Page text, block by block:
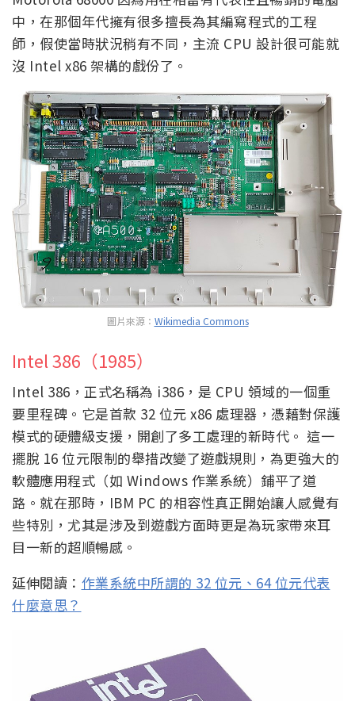
中，在那個年代擁有很多擅長為其編寫程式的工程
師，假使當時狀況稍有不同，主流 CPU 設計很可能就
沒 Intel x86 架構的戲份了。
圖片來源： Wikimedia Commons
Intel 386（1985）
Intel 386，正式名稱為 i386，是 CPU 領域的一個重
要里程碑。它是首款 32 位元 x86 處理器，憑藉對保護
模式的硬體級支援，開創了多工處理的新時代。 這一
擺脫 16 位元限制的舉措改變了遊戲規則，為更強大的
軟體應用程式（如 Windows 作業系統）鋪平了道
路。就在那時，IBM PC 的相容性真正開始讓人感覺有
些特別，尤其是涉及到遊戲方面時更是為玩家帶來耳
目一新的超順暢感。
延伸閱讀： 作業系統中所謂的 32 位元、64 位元代表
什麼意思？